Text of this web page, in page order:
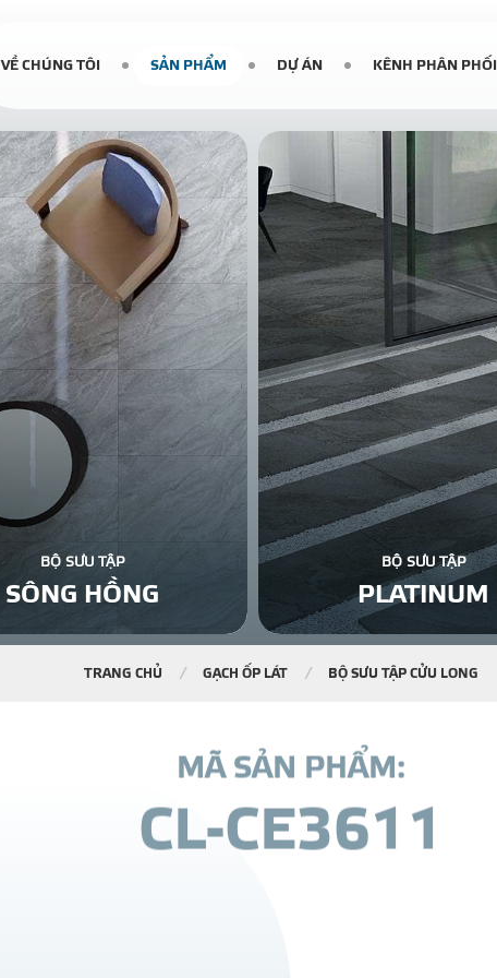
VỀ CHÚNG TÔI SẢN PHẨM DỰ ÁN KÊNH PHÂN PHỐI
BỘ SƯU TẬP
SÔNG HỒNG
BỘ SƯU TẬP
PLATINUM
TRANG CHỦ GẠCH ỐP LÁT BỘ SƯU TẬP CỬU LONG
MÃ SẢN PHẨM:
CL-CE361 1